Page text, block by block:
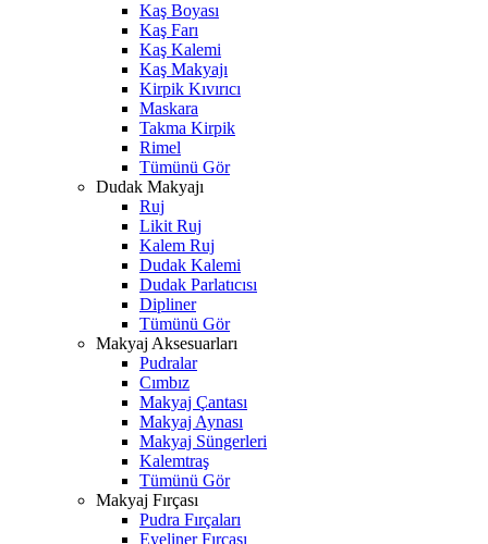
Kaş Boyası
Kaş Farı
Kaş Kalemi
Kaş Makyajı
Kirpik Kıvırıcı
Maskara
Takma Kirpik
Rimel
Tümünü Gör
Dudak Makyajı
Ruj
Likit Ruj
Kalem Ruj
Dudak Kalemi
Dudak Parlatıcısı
Dipliner
Tümünü Gör
Makyaj Aksesuarları
Pudralar
Cımbız
Makyaj Çantası
Makyaj Aynası
Makyaj Süngerleri
Kalemtraş
Tümünü Gör
Makyaj Fırçası
Pudra Fırçaları
Eyeliner Fırçası